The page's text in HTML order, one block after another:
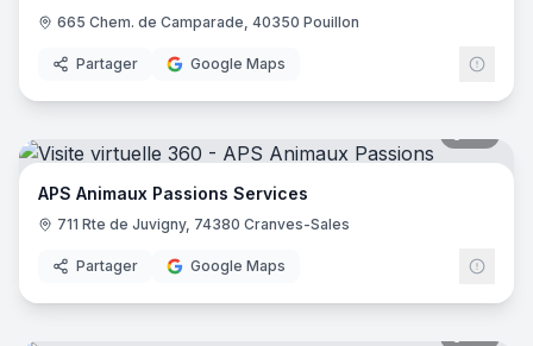
665 Chem. de Camparade, 40350 Pouillon
Partager Google Maps
APS Animaux Passions Services
711 Rte de Juvigny, 74380 Cranves-Sales
Partager Google Maps